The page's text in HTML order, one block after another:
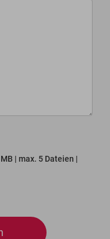
| max. 5 Dateien |